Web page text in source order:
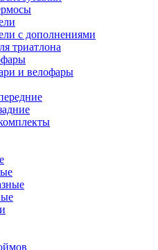
с дополнениями
триатлона
и велофары